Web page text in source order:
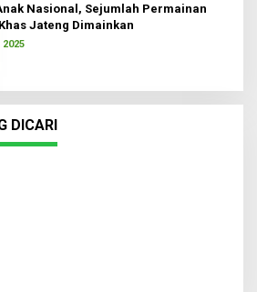
Nasional, Sejumlah Permainan
Jateng Dimainkan
DICARI